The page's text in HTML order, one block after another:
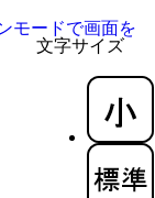
文字サイズ
モードで画面を